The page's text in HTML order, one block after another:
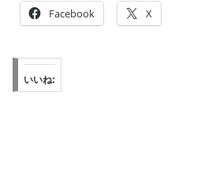
Facebook X
いいね: